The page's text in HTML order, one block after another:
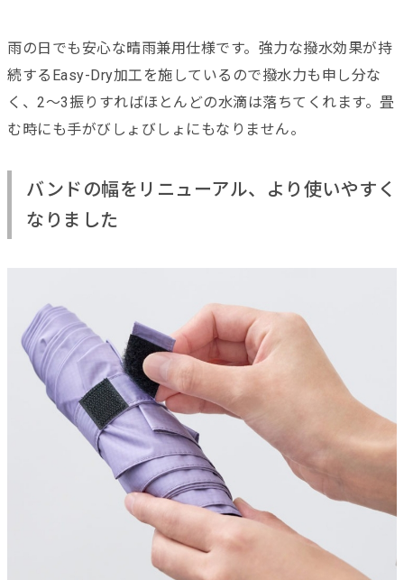
雨の日でも安心な晴雨兼用仕様です。強力な撥水効果が持
続するEasy-Dry加工を施しているので撥水力も申し分な
く、2〜3振りすればほとんどの水滴は落ちてくれます。畳
む時にも手がびしょびしょにもなりません。
バンドの幅をリニューアル、より使いやすく
なりました